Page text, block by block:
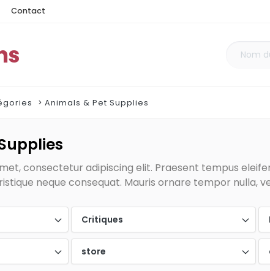
Contact
Animals & Pet Supplies
consectetur adipiscing elit. Praesent tempus
neque consequat. Mauris ornare tempor nulla,
Critiques
store